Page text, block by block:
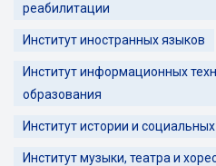
реабилитации
Институт иностранных языков
Институт информационных
образования
Институт истории и
Институт музыки, театра и